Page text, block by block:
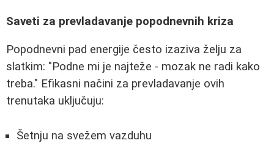
Saveti za prevladavanje popodnevnih kriza
Popodnevni pad energije često izaziva želju za
slatkim: "Podne mi je najteže - mozak ne radi kako
treba." Efikasni načini za prevladavanje ovih
trenutaka uključuju:
Šetnju na svežem vazduhu